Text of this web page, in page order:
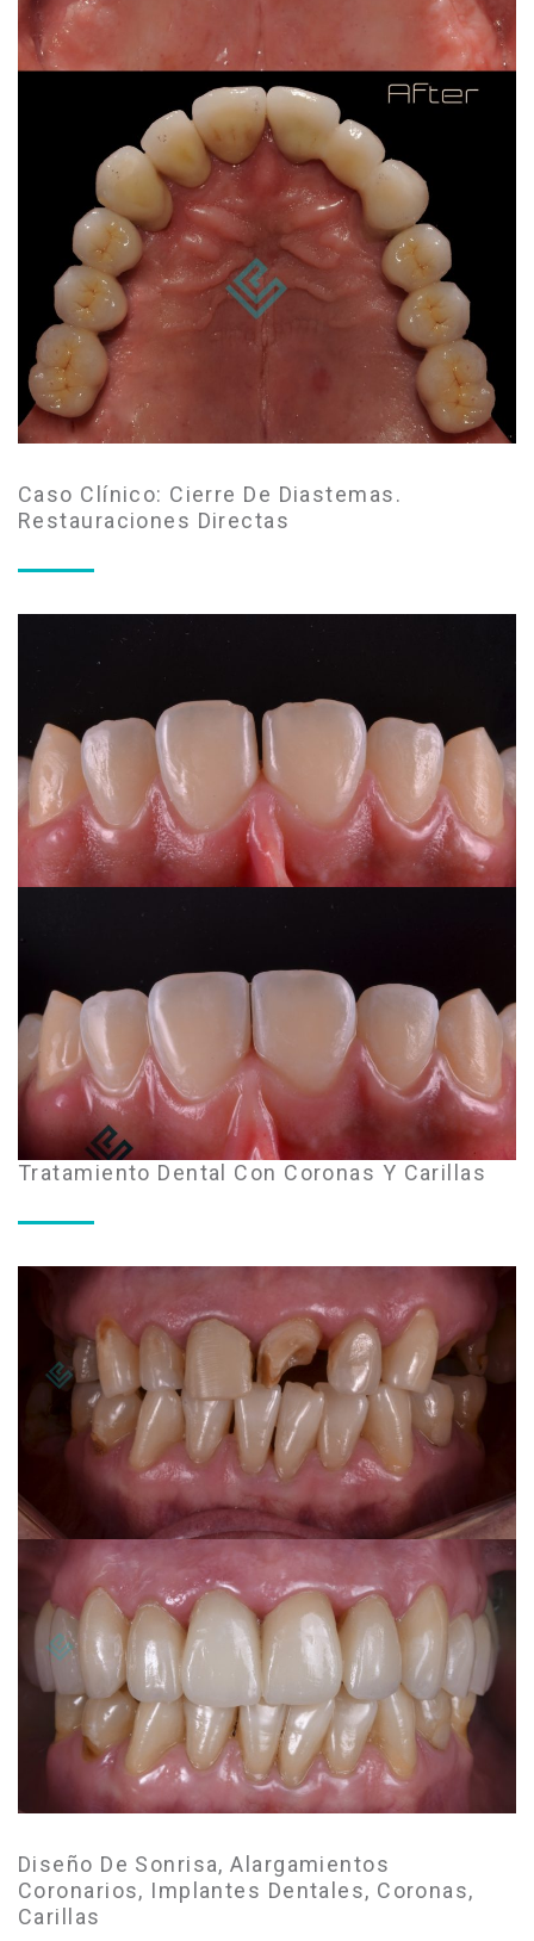
Caso Clínico: Cierre De Diastemas.
Restauraciones Directas
Tratamiento Dental Con Coronas Y Carillas
Diseño De Sonrisa, Alargamientos
Coronarios, Implantes Dentales, Coronas,
Carillas